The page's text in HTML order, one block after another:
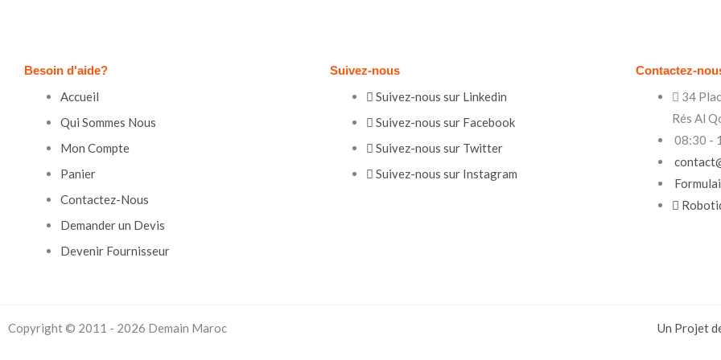
Besoin d'aide?
Accueil
Qui Sommes Nous
Mon Compte
Panier
Contactez-Nous
Demander un Devis
Devenir Fournisseur
Suivez-nous
Suivez-nous sur Linkedin
Suivez-nous sur Facebook
Suivez-nous sur Twitter
Suivez-nous sur Instagram
Contactez-
34
Rés Al
08:30 -
Copyright © 2011 - 2026 Demain Maroc Un Projet